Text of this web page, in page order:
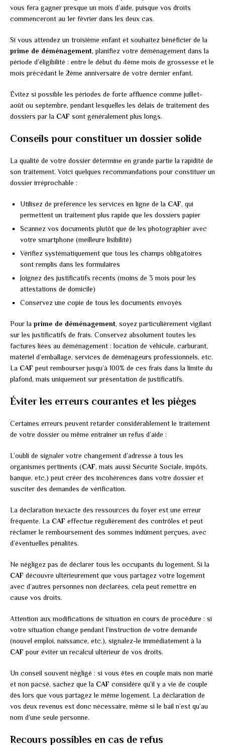
vous fera gagner presque un mois d’aide, puisque vos droits
commenceront au 1er février dans les deux cas.
Si vous attendez un troisième enfant et souhaitez bénéficier de la
prime de déménagement, planifiez votre déménagement dans la
période d’éligibilité : entre le début du 4ème mois de grossesse et le
mois précédant le 2ème anniversaire de votre dernier enfant.
Évitez si possible les périodes de forte affluence comme juillet-
août ou septembre, pendant lesquelles les délais de traitement des
dossiers par la CAF sont généralement plus longs.
Conseils pour constituer un dossier solide
La qualité de votre dossier détermine en grande partie la rapidité de
son traitement. Voici quelques recommandations pour constituer un
dossier irréprochable :
Utilisez de préférence les services en ligne de la CAF, qui
permettent un traitement plus rapide que les dossiers papier
Scannez vos documents plutôt que de les photographier avec
votre smartphone (meilleure lisibilité)
Vérifiez systématiquement que tous les champs obligatoires
sont remplis dans les formulaires
Joignez des justificatifs récents (moins de 3 mois pour les
attestations de domicile)
Conservez une copie de tous les documents envoyés
Pour la prime de déménagement, soyez particulièrement vigilant
sur les justificatifs de frais. Conservez absolument toutes les
factures liées au déménagement : location de véhicule, carburant,
matériel d’emballage, services de déménageurs professionnels, etc.
La CAF peut rembourser jusqu’à 100% de ces frais dans la limite du
plafond, mais uniquement sur présentation de justificatifs.
Éviter les erreurs courantes et les pièges
Certaines erreurs peuvent retarder considérablement le traitement
de votre dossier ou même entraîner un refus d’aide :
L’oubli de signaler votre changement d’adresse à tous les
organismes pertinents (CAF, mais aussi Sécurité Sociale, impôts,
banque, etc.) peut créer des incohérences dans votre dossier et
susciter des demandes de vérification.
La déclaration inexacte des ressources du foyer est une erreur
fréquente. La CAF effectue régulièrement des contrôles et peut
réclamer le remboursement des sommes indûment perçues, avec
d’éventuelles pénalités.
Ne négligez pas de déclarer tous les occupants du logement. Si la
CAF découvre ultérieurement que vous partagez votre logement
avec d’autres personnes non déclarées, cela peut remettre en
cause vos droits.
Attention aux modifications de situation en cours de procédure : si
votre situation change pendant l’instruction de votre demande
(nouvel emploi, naissance, etc.), signalez-le immédiatement à la
CAF pour éviter un recalcul ultérieur de vos droits.
Un conseil souvent négligé : si vous êtes en couple mais non marié
et non pacsé, sachez que la CAF considère qu’il y a vie de couple
dès lors que vous partagez le même logement. La déclaration de
vos deux revenus est donc nécessaire, même si le bail n’est qu’au
nom d’une seule personne.
Recours possibles en cas de refus